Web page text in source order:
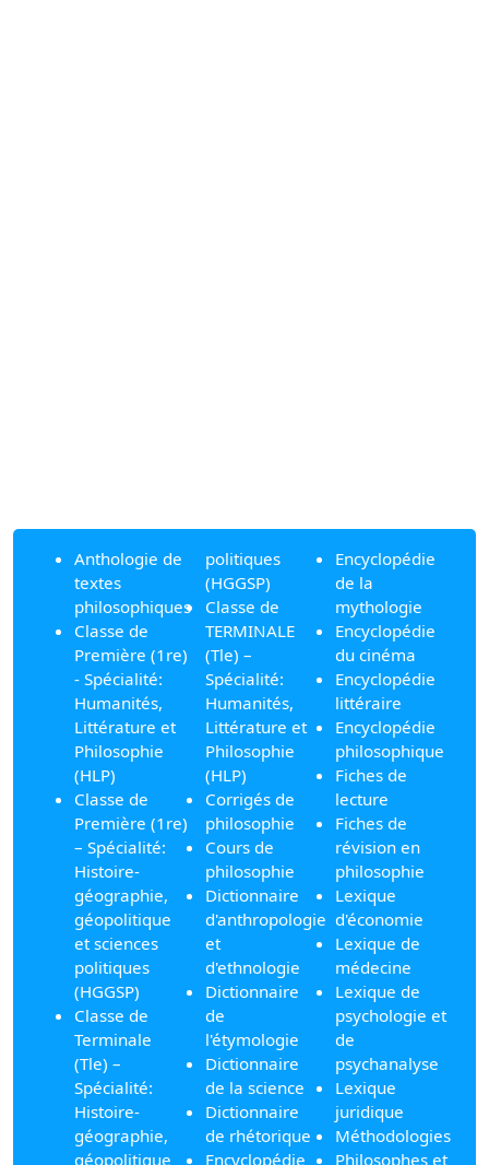
Anthologie de
textes
philosophiques
Classe de
Première (1re)
- Spécialité:
Humanités,
Littérature et
Philosophie
(HLP)
Classe de
Première (1re)
– Spécialité:
Histoire-
géographie,
géopolitique
et sciences
politiques
(HGGSP)
Classe de
Terminale
(Tle) –
Spécialité:
Histoire-
géographie,
géopolitique
politiques
(HGGSP)
Classe de
TERMINALE
(Tle) –
Spécialité:
Humanités,
Littérature et
Philosophie
(HLP)
Corrigés de
philosophie
Cours de
philosophie
Dictionnaire
d'anthropologie
et
d'ethnologie
Dictionnaire
de
l'étymologie
Dictionnaire
de la science
Dictionnaire
de rhétorique
Encyclopédie
Encyclopédie
de la
mythologie
Encyclopédie
du cinéma
Encyclopédie
littéraire
Encyclopédie
philosophique
Fiches de
lecture
Fiches de
révision en
philosophie
Lexique
d'économie
Lexique de
médecine
Lexique de
psychologie et
de
psychanalyse
Lexique
juridique
Méthodologies
Philosophes et